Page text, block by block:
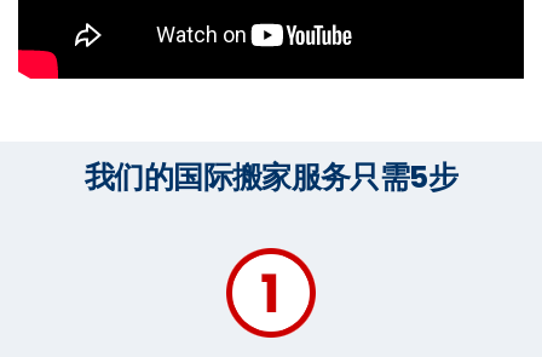
我们的国际搬家服务只需5步